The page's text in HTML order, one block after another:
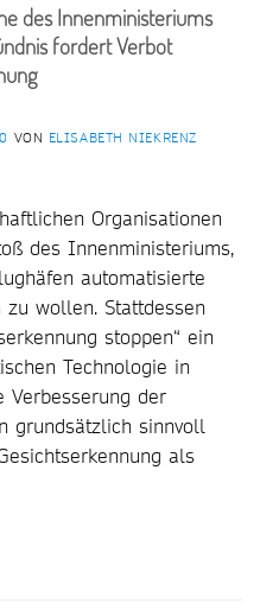
des Innenministeriums
fordert Verbot
VON ELISABETH NIEKRENZ
Organisationen
des Innenministeriums,
automatisierte
zu wollen. Stattdessen
stoppen“ ein
Technologie in
Verbesserung der
grundsätzlich sinnvoll
als